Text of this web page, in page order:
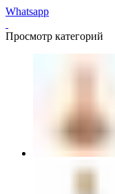
Whatsapp
Просмотр категорий